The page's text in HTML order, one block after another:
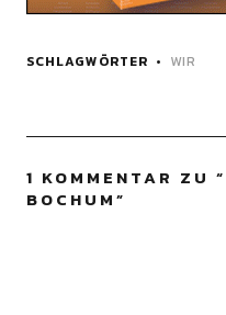
SCHLAGWÖRTER WIR
1 KOMMENTAR ZU “
BOCHUM”